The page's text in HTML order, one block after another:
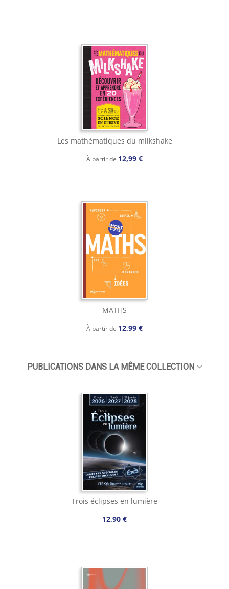
Les mathématiques du milkshake
À partir de 12,99 €
MATHS
À partir de 12,99 €
PUBLICATIONS DANS LA MÊME COLLECTION
Trois éclipses en lumière
12,90 €